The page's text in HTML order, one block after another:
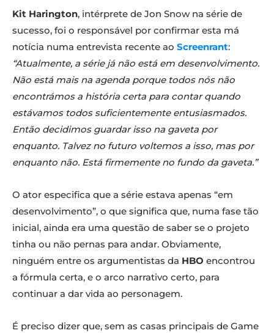
Kit Harington, intérprete de Jon Snow na série de
sucesso, foi o responsável por confirmar esta má
notícia numa entrevista recente ao Screenrant:
“Atualmente, a série já não está em desenvolvimento.
Não está mais na agenda porque todos nós não
encontrámos a história certa para contar quando
estávamos todos suficientemente entusiasmados.
Então decidimos guardar isso na gaveta por
enquanto. Talvez no futuro voltemos a isso, mas por
enquanto não. Está firmemente no fundo da gaveta.”
O ator especifica que a série estava apenas “em
desenvolvimento”, o que significa que, numa fase tão
inicial, ainda era uma questão de saber se o projeto
tinha ou não pernas para andar. Obviamente,
ninguém entre os argumentistas da HBO encontrou
a fórmula certa, e o arco narrativo certo, para
continuar a dar vida ao personagem.
É preciso dizer que, sem as casas principais de Game